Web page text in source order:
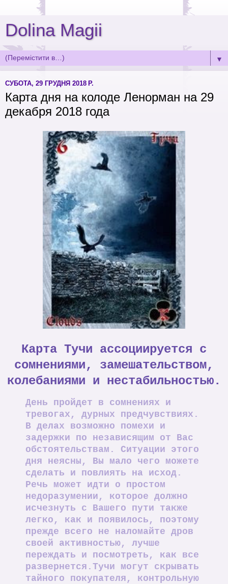
Dolina Magii
▼
СУБОТА, 29 ГРУДНЯ 2018 Р.
Карта дня на колоде Ленорман на 29
декабря 2018 года
Карта Тучи ассоциируется с
сомнениями, замешательством,
колебаниями и нестабильностью.
День пройдет в сомнениях и
тревогах, дурных предчувствиях.
В делах возможно помехи и
задержки по независящим от Вас
обстоятельствам. Ситуации этого
дня неясны, Вы мало чего можете
сделать и повлиять на исход.
Речь может идти о простом
недоразумении, которое должно
исчезнуть с Вашего пути также
легко, как и появилось, поэтому
прежде всего не наломайте дров
своей активностью, лучше
переждать и посмотреть, как все
развернется.Тучи могут скрывать
тайного покупателя, контрольную